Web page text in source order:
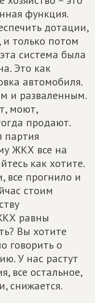
функция.
дотации,
только потом
система была
Это как
автомобиля.
и разваленным.
моют,
продают.
партия
ЖКХ все на
как хотите.
все прогнило и
стоим
равны
Вы хотите
говорить о
У нас растут
все остальное,
снижается.